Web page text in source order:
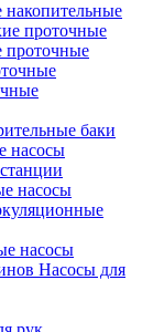
накопительные
проточные
баки
насосы
насосы
насосы
Насосы для